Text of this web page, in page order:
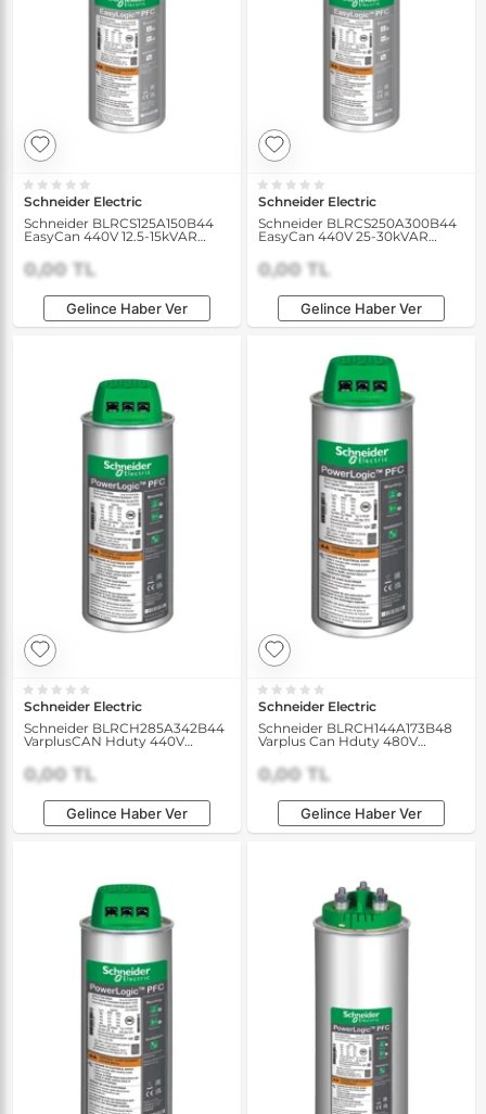
Schneider Electric
Schneider BLRCS125A150B44
EasyCan 440V 12.5-15kVAR
50/60Hz Standart Yük
Kondansatörü
0,00 TL
Gelince Haber Ver
Schneider Electric
Schneider BLRCS250A300B44
EasyCan 440V 25-30kVAR
50/60Hz Standart Yük
Kondansatörü
0,00 TL
Gelince Haber Ver
Schneider Electric
Schneider BLRCH285A342B44
VarplusCAN Hduty 440V
Kondansatörü
0,00 TL
Gelince Haber Ver
Schneider Electric
Schneider BLRCH144A173B48
Varplus Can Hduty 480V
Kondansatör
0,00 TL
Gelince Haber Ver